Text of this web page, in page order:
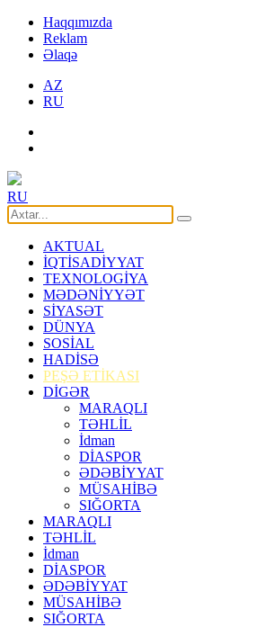
Haqqımızda
Reklam
Əlaqə
AZ
RU
RU
AKTUAL
İQTİSADİYYAT
TEXNOLOGİYA
MƏDƏNİYYƏT
SİYASƏT
DÜNYA
SOSİAL
HADİSƏ
PEŞƏ ETİKASI
DİGƏR
MARAQLI
TƏHLİL
İdman
DİASPOR
ƏDƏBİYYAT
MÜSAHİBƏ
SIĞORTA
MARAQLI
TƏHLİL
İdman
DİASPOR
ƏDƏBİYYAT
MÜSAHİBƏ
SIĞORTA